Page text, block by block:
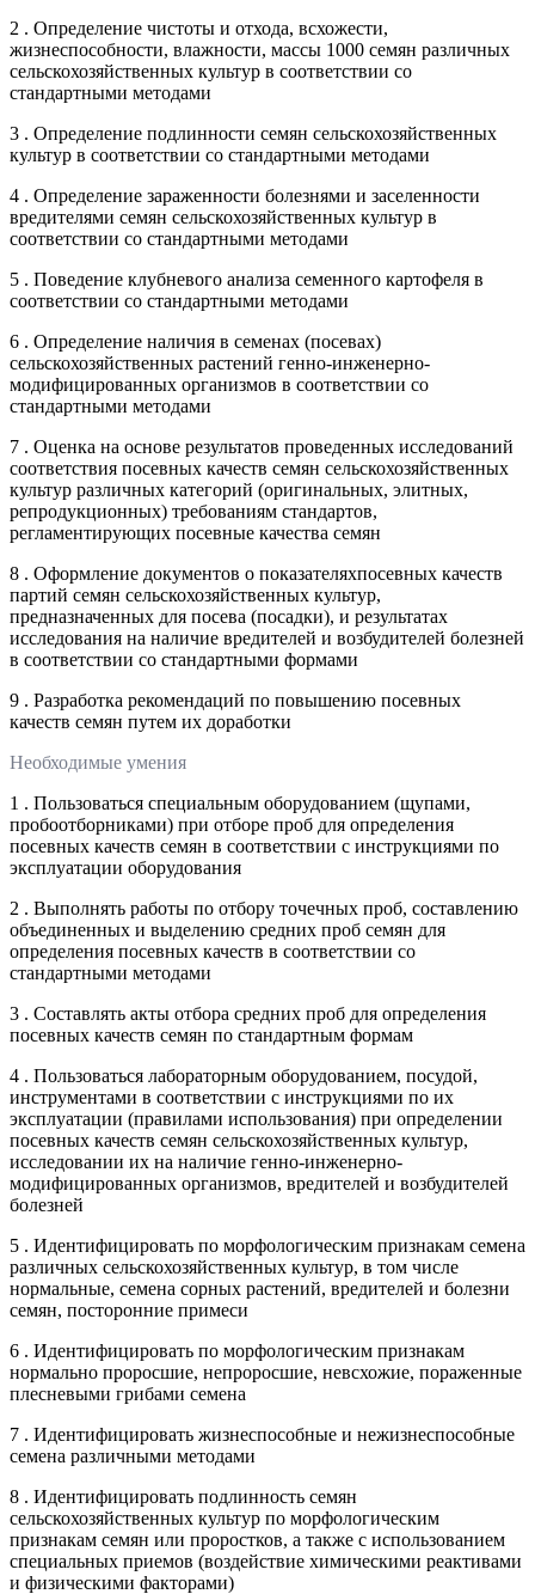
2 . Определение чистоты и отхода, всхожести,
жизнеспособности, влажности, массы 1000 семян различных
сельскохозяйственных культур в соответствии со
стандартными методами
3 . Определение подлинности семян сельскохозяйственных
культур в соответствии со стандартными методами
4 . Определение зараженности болезнями и заселенности
вредителями семян сельскохозяйственных культур в
соответствии со стандартными методами
5 . Поведение клубневого анализа семенного картофеля в
соответствии со стандартными методами
6 . Определение наличия в семенах (посевах)
сельскохозяйственных растений генно-инженерно-
модифицированных организмов в соответствии со
стандартными методами
7 . Оценка на основе результатов проведенных исследований
соответствия посевных качеств семян сельскохозяйственных
культур различных категорий (оригинальных, элитных,
репродукционных) требованиям стандартов,
регламентирующих посевные качества семян
8 . Оформление документов о показателяхпосевных качеств
партий семян сельскохозяйственных культур,
предназначенных для посева (посадки), и результатах
исследования на наличие вредителей и возбудителей болезней
в соответствии со стандартными формами
9 . Разработка рекомендаций по повышению посевных
качеств семян путем их доработки
Необходимые умения
1 . Пользоваться специальным оборудованием (щупами,
пробоотборниками) при отборе проб для определения
посевных качеств семян в соответствии с инструкциями по
эксплуатации оборудования
2 . Выполнять работы по отбору точечных проб, составлению
объединенных и выделению средних проб семян для
определения посевных качеств в соответствии со
стандартными методами
3 . Составлять акты отбора средних проб для определения
посевных качеств семян по стандартным формам
4 . Пользоваться лабораторным оборудованием, посудой,
инструментами в соответствии с инструкциями по их
эксплуатации (правилами использования) при определении
посевных качеств семян сельскохозяйственных культур,
исследовании их на наличие генно-инженерно-
модифицированных организмов, вредителей и возбудителей
болезней
5 . Идентифицировать по морфологическим признакам семена
различных сельскохозяйственных культур, в том числе
нормальные, семена сорных растений, вредителей и болезни
семян, посторонние примеси
6 . Идентифицировать по морфологическим признакам
нормально проросшие, непроросшие, невсхожие, пораженные
плесневыми грибами семена
7 . Идентифицировать жизнеспособные и нежизнеспособные
семена различными методами
8 . Идентифицировать подлинность семян
сельскохозяйственных культур по морфологическим
признакам семян или проростков, а также с использованием
специальных приемов (воздействие химическими реактивами
и физическими факторами)